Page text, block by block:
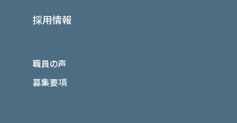
採用情報
職員の声
募集要項